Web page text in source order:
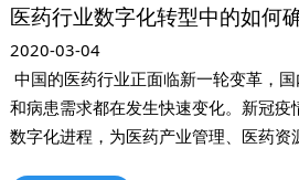
医药行业数字化转型中的如何
2020-03-04
中国的医药行业正面临新一轮变革，
和病患需求都在发生快速变化。新冠疫
数字化进程，为医药产业管理、医药